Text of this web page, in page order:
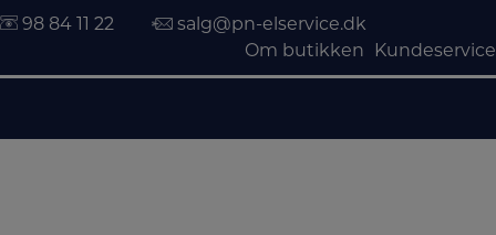
98 84 11 22
salg@pn-elservice.dk
Om butikken
Kundeservice